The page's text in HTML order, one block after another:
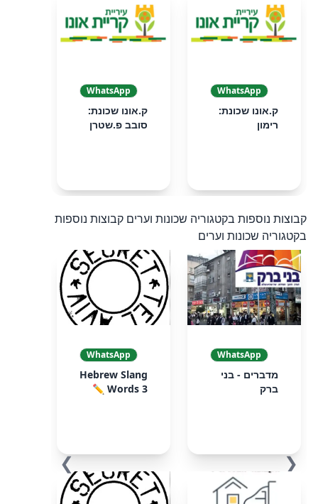
WhatsApp
ק.אונו שכונת:
רימון
WhatsApp
ק.אונו שכונת:
סובב פ.שטרן
קבוצות נוספות בקטגוריה שכונות וערים קבוצות נוספות
בקטגוריה שכונות וערים
❮
WhatsApp
מדברים - בני
ברק
WhatsApp
Hebrew Slang
Words 3 ✏️
❯